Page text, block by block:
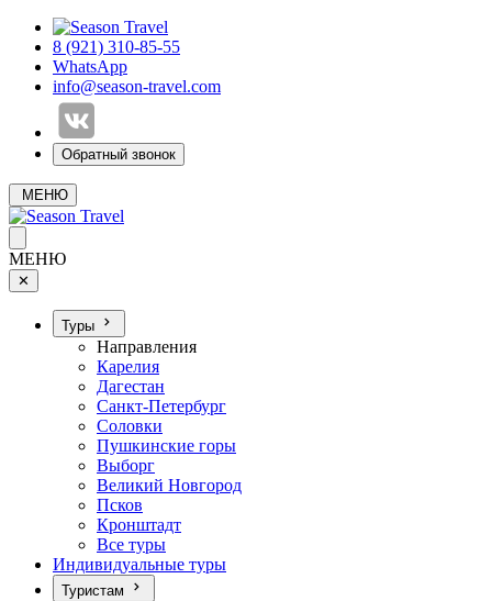
8 (921) 310-85-55
WhatsApp
info@season-travel.com
Обратный звонок
МЕНЮ
МЕНЮ
✕
Туры
Направления
Карелия
Дагестан
Санкт-Петербург
Соловки
Пушкинские горы
Выборг
Великий Новгород
Псков
Кронштадт
Все туры
Индивидуальные туры
Туристам